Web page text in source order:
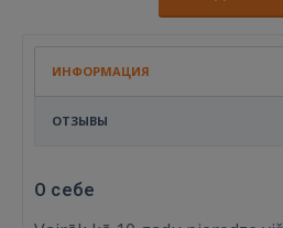
ИНФОРМАЦИЯ
ОТЗЫВЫ
О себе